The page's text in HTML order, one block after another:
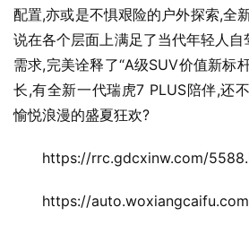
配置,亦或是不惧艰险的户外探索,全
说在各个层面上满足了当代年轻人
需求,完美诠释了“A级SUV价值新标
长,有全新一代瑞虎7 PLUS陪伴,还
愉悦浪漫的盛夏狂欢?
https://rrc.gdcxinw.com/
https://